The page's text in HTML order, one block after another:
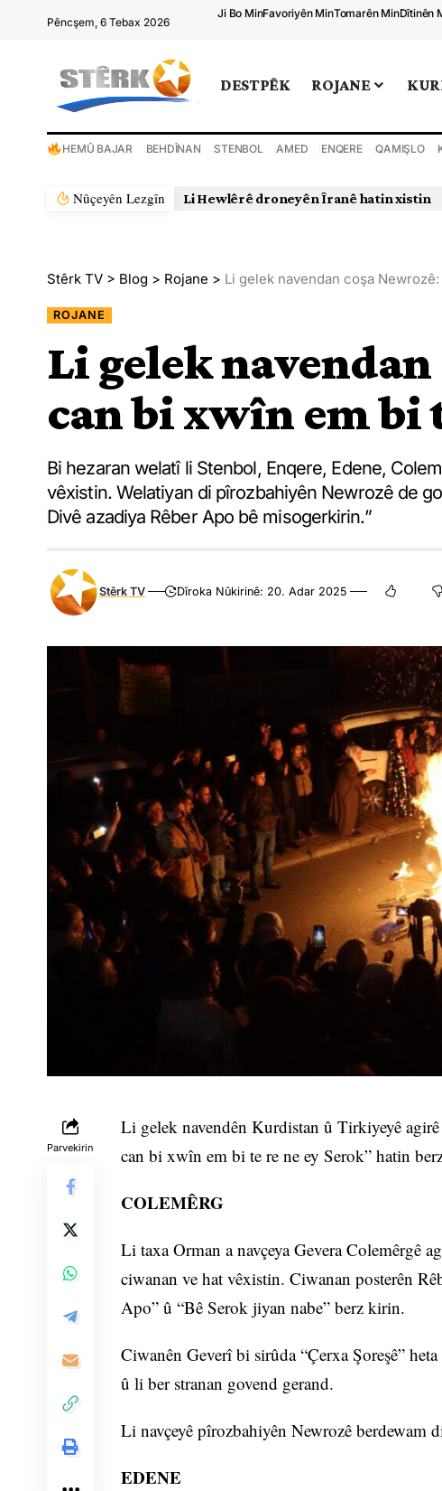
Pêncşem, 6 Tebax 2026
Ji Bo MinFavoriyên MinTomarên MinDîtinên
DESTPÊK ROJANE
HEMÛ BAJAR BEHDÎNAN STENBOL AMED ENQERE QAMIŞLO
Nûçeyên Lezgîn Rejîma Îranê xwepêşanderek din bi
Stêrk TV > Blog > Rojane > Li gelek navendan coşa
ROJANE
Li gelek
can bi xwîn em bi
Bi hezaran welatî li Stenbol, Enqere, Edene,
vêxistin. Welatiyan di pîrozbahiyên Newrozê de
Divê azadiya Rêber Apo bê misogerkirin.”
Stêrk TV Dîroka Nûkirinê: 20. Adar 2025
Parvekirin
Li gelek navendên Kurdistan û Tirkiyeyê
can bi xwîn em bi te re ne ey Serok” hatin
COLEMÊRG
Li taxa Orman a navçeya Gevera Colemêrgê
ciwanan ve hat vêxistin. Ciwanan posterên
Apo” û “Bê Serok jiyan nabe” berz kirin.
Ciwanên Geverî bi sirûda “Çerxa Şoreşê”
û li ber stranan govend gerand.
Li navçeyê pîrozbahiyên Newrozê berdewam
EDENE